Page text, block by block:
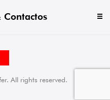
Contactos
All rights reserved.